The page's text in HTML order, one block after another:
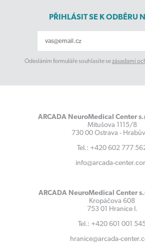
PŘIHLÁSIT SE K ODBĚRU
Odesláním formuláře souhlasíte sezásadami
ARCADA NeuroMedical Center
Mitušova 1115/8
730 00 Ostrava -
Tel.: +420 602 777
info@arcada-
ARCADA NeuroMedical Center
Kropáčova 608
753 01 Hranice I.
Tel.: +420 601 001
hranice@arcada-